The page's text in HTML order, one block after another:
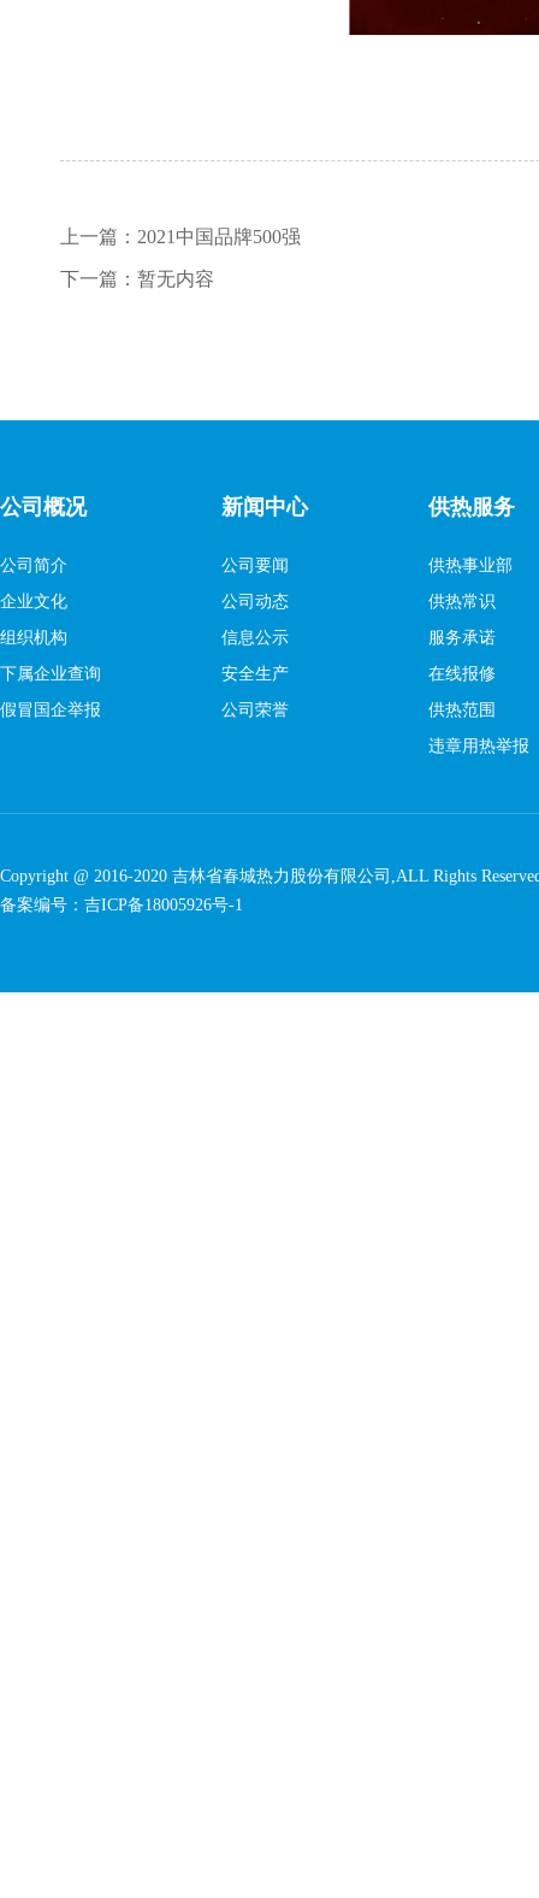
上一篇： 2021中国品牌500强
下一篇： 暂无内容
公司概况
公司简介
企业文化
组织机构
下属企业查询
假冒国企举报
新闻中心
公司要闻
公司动态
信息公示
安全生产
公司荣誉
供热服务
供热事业部
供热常识
服务承诺
在线报修
供热范围
违章用热举报
Copyright @ 2016-2020 吉林省春城热力股份有限公司 ,ALL Rights
备案编号： 吉ICP备18005926号-1